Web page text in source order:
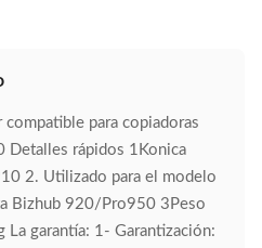
para copiadoras
Detalles rápidos 1Konica
2. Utilizado para el modelo
Bizhub 920/Pro950 3Peso
garantía: 1- Garantización: